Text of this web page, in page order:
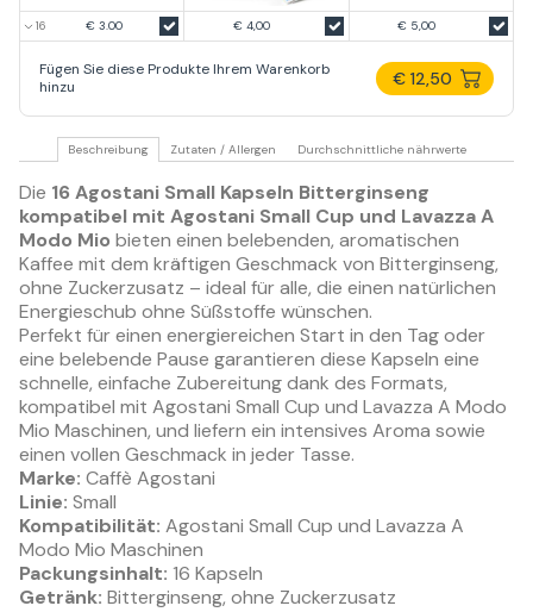
€ 3.00 € 4,00 € 5,00
Fügen Sie diese Produkte Ihrem Warenkorb
hinzu
€ 12,50
Beschreibung Zutaten / Allergen Durchschnittliche nährwerte
Die 16 Agostani Small Kapseln Bitterginseng
kompatibel mit Agostani Small Cup und Lavazza A
Modo Mio bieten einen belebenden, aromatischen
Kaffee mit dem kräftigen Geschmack von Bitterginseng,
ohne Zuckerzusatz – ideal für alle, die einen natürlichen
Energieschub ohne Süßstoffe wünschen.
Perfekt für einen energiereichen Start in den Tag oder
eine belebende Pause garantieren diese Kapseln eine
schnelle, einfache Zubereitung dank des Formats,
kompatibel mit Agostani Small Cup und Lavazza A Modo
Mio Maschinen, und liefern ein intensives Aroma sowie
einen vollen Geschmack in jeder Tasse.
Marke: Caffè Agostani
Linie: Small
Kompatibilität: Agostani Small Cup und Lavazza A
Modo Mio Maschinen
Packungsinhalt: 16 Kapseln
Getränk: Bitterginseng, ohne Zuckerzusatz